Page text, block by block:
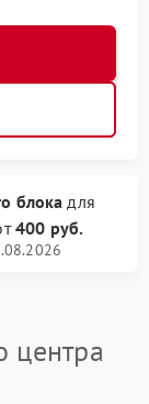
блока для
400 руб.
центра